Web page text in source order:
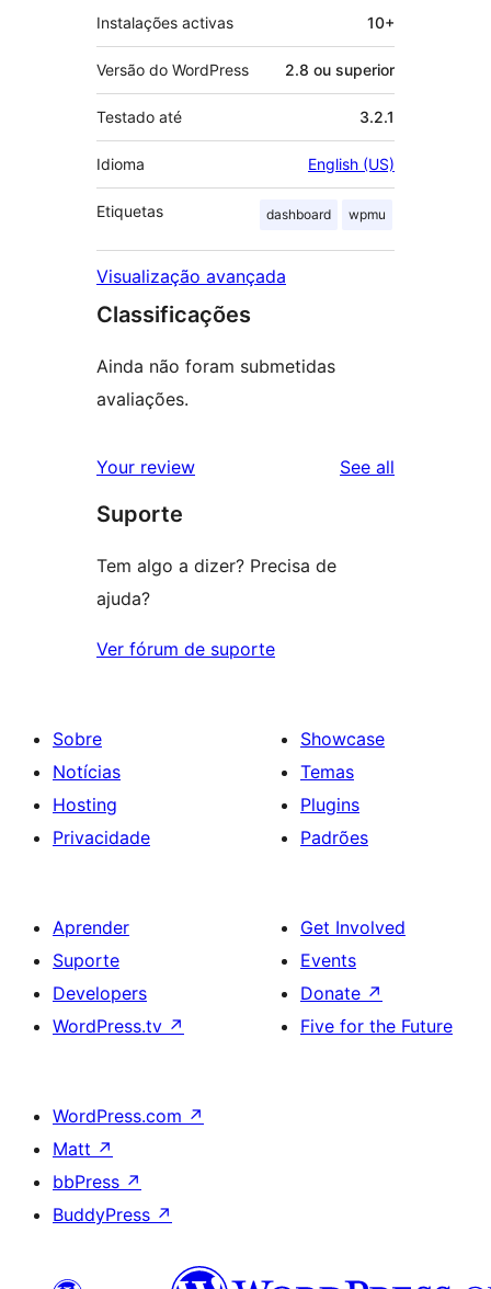
Instalações activas 10+
Versão do WordPress 2.8 ou superior
Testado até 3.2.1
Idioma English (US)
Etiquetas dashboard wpmu
Visualização avançada
Classificações
Ainda não foram submetidas
avaliações.
Your review See all
Suporte
Tem algo a dizer? Precisa de
ajuda?
Ver fórum de suporte
Sobre
Notícias
Hosting
Privacidade
Showcase
Temas
Plugins
Padrões
Aprender
Suporte
Developers
WordPress.tv ↗
Get Involved
Events
Donate ↗
Five for the Future
WordPress.com ↗
Matt ↗
bbPress ↗
BuddyPress ↗